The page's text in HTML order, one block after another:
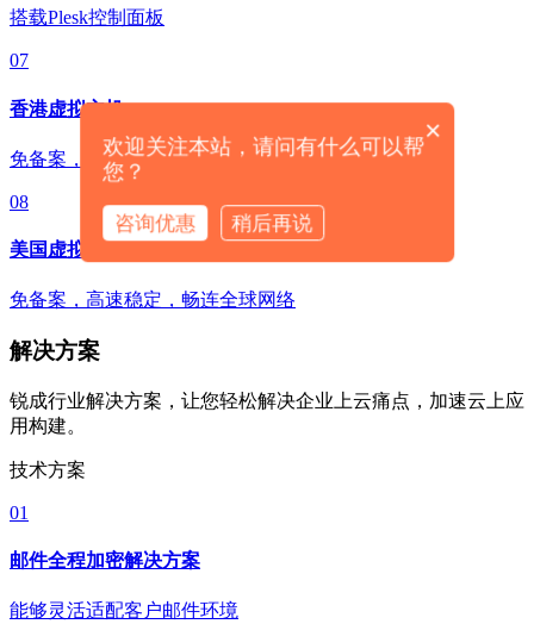
搭载Plesk控制面板
07
香港虚拟主机
免备案，轻松拓展海外业务
08
美国虚拟主机
免备案，高速稳定，畅连全球网络
解决方案
锐成行业解决方案，让您轻松解决企业上云痛点，加速云上应
用构建。
技术方案
01
邮件全程加密解决方案
能够灵活适配客户邮件环境
×
欢迎关注本站，请问有什么可以帮
您？
咨询优惠 稍后再说